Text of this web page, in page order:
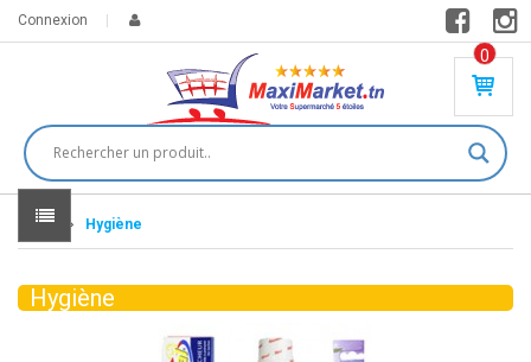
Connexion
0
PR
DU
IT(
S)
0
DT
Home Hygiène
Hygiène